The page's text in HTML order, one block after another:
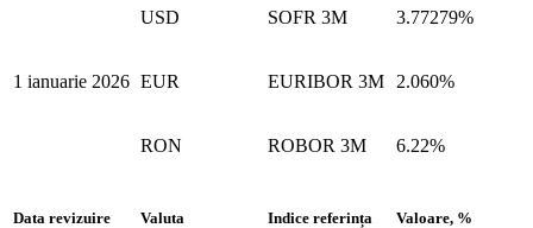
1 ianuarie 2026
USD SOFR 3M 3.77279%
EUR EURIBOR 3M 2.060%
RON ROBOR 3M 6.22%
Data revizuire Valuta Indice referința Valoare, %